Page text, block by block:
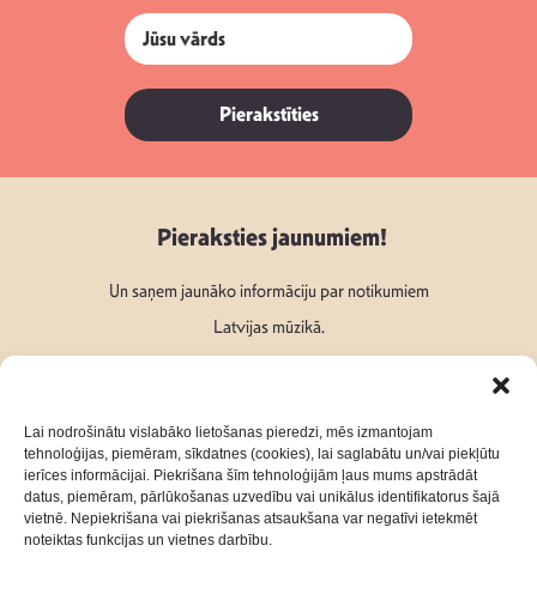
Lai nodrošinātu vislabāko lietošanas pieredzi, mēs izmantojam
tehnoloģijas, piemēram, sīkdatnes (cookies), lai saglabātu un/vai piekļūtu
ierīces informācijai. Piekrišana šīm tehnoloģijām ļaus mums apstrādāt
datus, piemēram, pārlūkošanas uzvedību vai unikālus identifikatorus šajā
vietnē. Nepiekrišana vai piekrišanas atsaukšana var negatīvi ietekmēt
noteiktas funkcijas un vietnes darbību.
Pierakstīties
Pieraksties jaunumiem!
Un saņem jaunāko informāciju par notikumiem
Latvijas mūzikā.
Seko mums: